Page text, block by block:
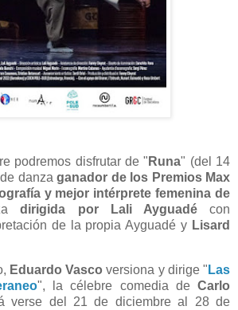
podremos disfrutar de " Runa" (del 14
danzaganador de los Premios Max
y mejor intérprete femenina de
dirigida por Lali Ayguadécon
de la propia Ayguadé y Lisard
Eduardo Vasco versiona y dirige " Las
", la célebre comedia de Carlo
verse del 21 de diciembre al 28 de